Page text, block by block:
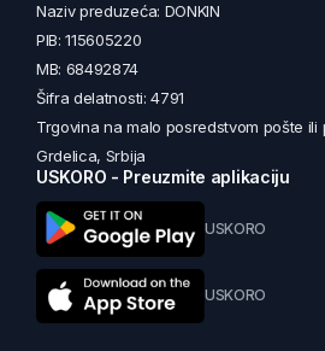
Naziv preduzeća: DONKIN
PIB: 115605220
MB: 68492874
Šifra delatnosti: 4791
Trgovina na malo posredstvom pošte ili
Grdelica, Srbija
USKORO - Preuzmite aplikaciju
USKORO
USKORO